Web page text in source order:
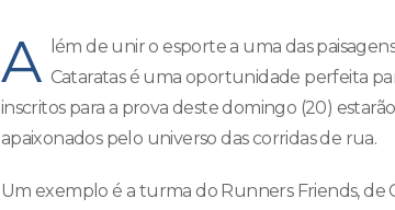
A
lém de unir o esporte a uma das
Cataratas é uma oportunidade perfeita
inscritos para a prova deste domingo (20)
apaixonados pelo universo das corridas de rua.
Um exemplo é a turma do Runners Friends, de